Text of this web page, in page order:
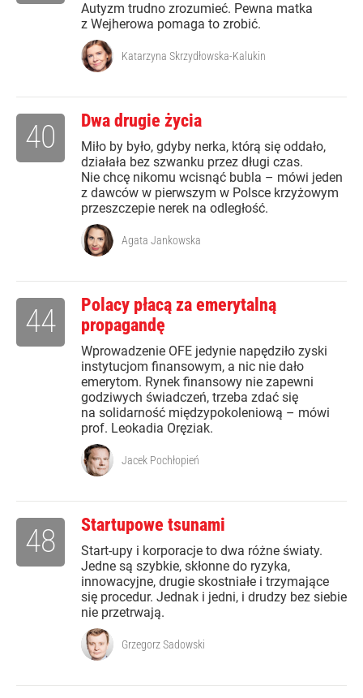
Autyzm trudno zrozumieć. Pewna matka
z Wejherowa pomaga to zrobić.
Katarzyna Skrzydłowska-Kalukin
Dwa drugie życia
Miło by było, gdyby nerka, którą się oddało,
działała bez szwanku przez długi czas.
Nie chcę nikomu wcisnąć bubla – mówi jeden
z dawców w pierwszym w Polsce krzyżowym
przeszczepie nerek na odległość.
40
Agata Jankowska
Polacy płacą za emerytalną
propagandę
Wprowadzenie OFE jedynie napędziło zyski
instytucjom finansowym, a nic nie dało
emerytom. Rynek finansowy nie zapewni
godziwych świadczeń, trzeba zdać się
na solidarność międzypokoleniową – mówi
prof. Leokadia Oręziak.
44
Jacek Pochłopień
Startupowe tsunami
Start-upy i korporacje to dwa różne światy.
Jedne są szybkie, skłonne do ryzyka,
innowacyjne, drugie skostniałe i trzymające
się procedur. Jednak i jedni, i drudzy bez siebie
nie przetrwają.
48
Grzegorz Sadowski